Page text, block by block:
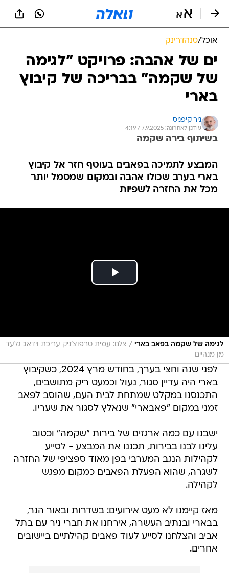
אוכל/סנהדרינק
ים של אהבה: פרויקט "לגימה
של שקמה" בבריכה של קיבוץ
בארי
ניר קיפניס
עודכן לאחרונה: 7.9.2025 / 4:19
בשיתוף בירה שקמה
המבצע לתמיכה בפאבים בעוטף חזר אל קיבוץ
בארי בערב שכולו אהבה ובמקום שמסמל יותר
מכל את החזרה לשפיות
לגימה של שקמה בפאב בארי / צלם: עמית טרפוצ'ניק עריכת וידאו: גלעד
מן מנהיים
לפני שנה וחצי בערך, בחודש מרץ 2024, כשקיבוץ
בארי היה עדיין סגור, נעול וכמעט ריק מתושבים,
התכנסנו במקלט שמתחת לבית העם, שהוסב לפאב
זמני במקום "פאבארי" שנאלץ לסגור את שעריו.
ישבנו עם כמה ארגזים של בירות "שקמה" וכטוב
עלינו לבנו בבירות, תכננו את המבצע - לסייע
לקהילות הנגב המערבי בפן מאוד ספציפי של החזרה
לשגרה, שהוא הפעלת הפאבים כמקום מפגש
לקהילה.
מאז קיימנו לא מעט אירועים: בשדרות ובאור הנר,
בבארי ובנתיב העשרה, אירחנו את חברי ניר עם בתל
אביב והצלחנו לסייע לעוד פאבים קהילתיים ביישובים
אחרים.